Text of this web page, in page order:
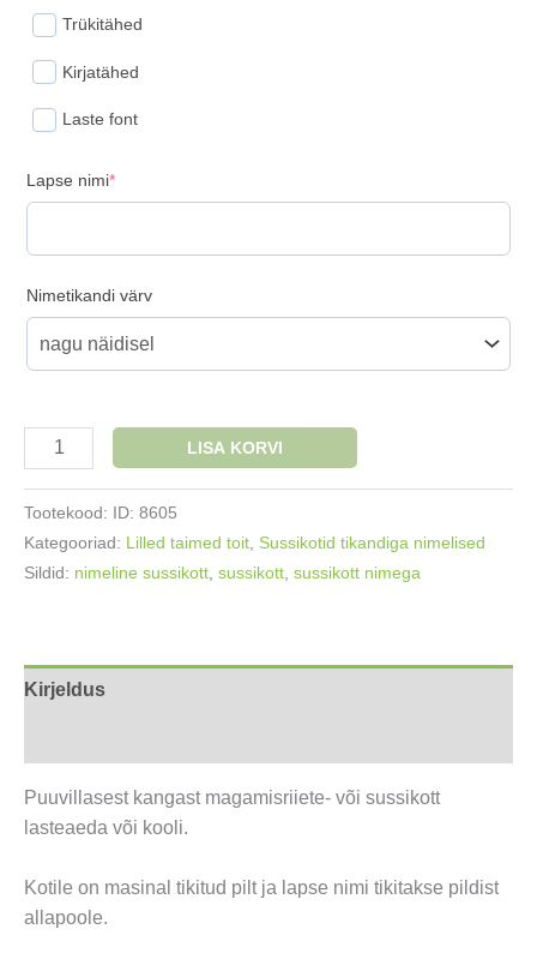
Trükitähed
Kirjatähed
Laste font
Lapse nimi*(required)
Nimetikandi värv
Nimega
sussikott
LISA KORVI
Tootekood: ID: 8605
Kategooriad: Lilled taimed toit Sussikotid tikandiga nimelised
Sildid: nimeline sussikott sussikott sussikott nimega
Kirjeldus
Puuvillasest kangast magamisriiete- või sussikott
lasteaeda või kooli.
Kotile on masinal tikitud pilt ja lapse nimi tikitakse pildist
allapoole.